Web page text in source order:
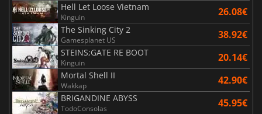
Hell Let Loose Vietnam
Kinguin 26.08€
The Sinking City 2
Gamesplanet US 38.92€
STEINS;GATE RE BOOT
Kinguin 20.14€
Mortal Shell II
Wakkap 42.90€
BRIGANDINE ABYSS
TodoConsolas 45.95€